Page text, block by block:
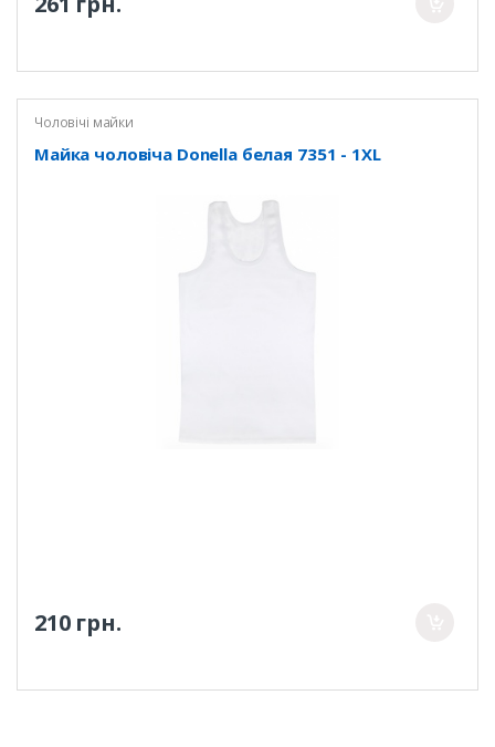
Чоловічі майки
Майка чоловіча Donella белая 7351 - 1XL
210 грн.